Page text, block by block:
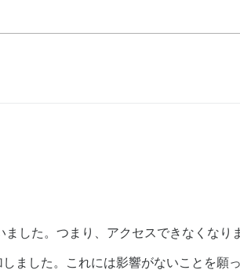
した。つまり、アクセスできなくなり
ました。これには影響がないことを